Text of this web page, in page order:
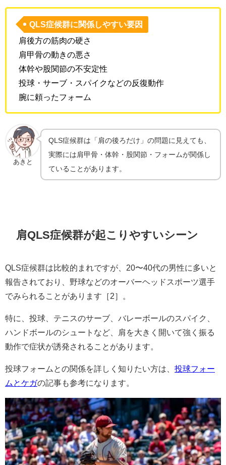
QLS症候群に関係しやすい要因
肩後方の筋肉の硬さ
肩甲骨の動きの悪さ
体幹や股関節の不安定性
投球・サーブ・スパイクなどの反復動作
腕に頼ったフォーム
あきと
QLS症候群は「肩の後ろだけ」の問題に見えても、
実際には肩甲骨・体幹・股関節・フォームが関係し
ていることがあります。
肩QLS症候群が起こりやすいシーン
QLS症候群は比較的まれですが、20〜40代の男性に多いと
報告されており、野球などのオーバーヘッドスポーツ選手
でみられることがあります［2］。
特に、投球、テニスのサーブ、バレーボールのスパイク、
ハンドボールのシュートなど、肩を大きく開いて強く振る
動作で症状が誘発されることがあります。
投球フォームとの関係を詳しく知りたい方は、 投球フォー
ムとケガの記事も参考になります。